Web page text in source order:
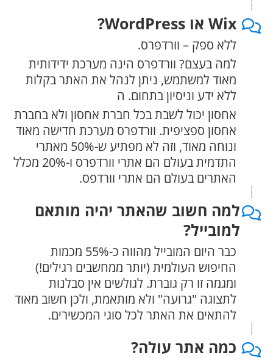
Wix או WordPress?
ללא ספק – וורדפרס.
למה בעצם? וורדפרס הינה מערכת ידידותית
מאוד למשתמש, ניתן לנהל את האתר בקלות
ללא ידע וניסיון בתחום. ה
אחסון יכול לשבת בכל חברת אחסון ולא בחברת
אחסון ספציפית. וורדפרס מערכת חדישה מאוד
ונוחה מאוד, וזה לא מפתיע ש-50% מאתרי
התדמית בעולם הם אתרי וורדפרס ו-20% מכלל
האתרים בעולם הם אתרי וורדפס.
למה חשוב שהאתר יהיה מותאם
למובייל?
כבר היום המובייל מהווה כ-55% מכמות
החיפוש העולמית (יותר ממחשבים רגילים!)
ומגמה זו רק גוברת. לגולשים אין סבלנות
לתצוגה "גרועה" ולא מותאמת, ולכן חשוב מאוד
להתאים את האתר לכל סוגי המכשירים.
כמה אתר עולה?